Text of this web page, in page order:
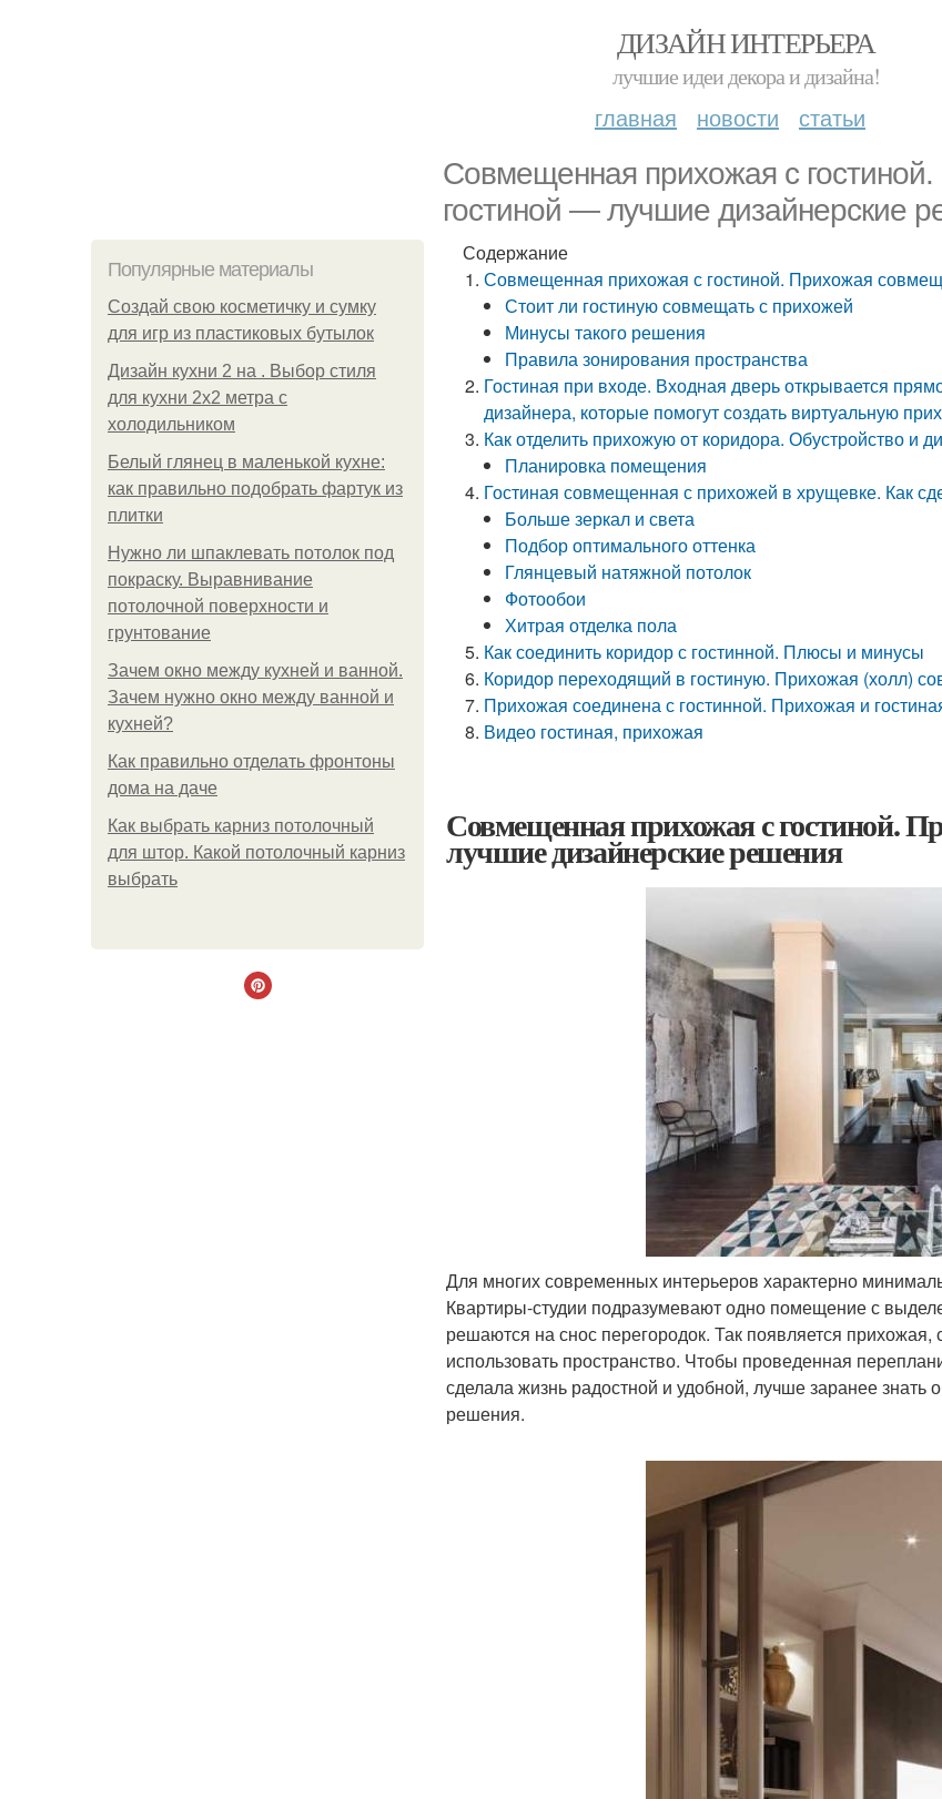
ДИЗАЙН ИНТЕРЬЕРА
лучшие идеи декора и дизайна!
главная новости статьи
Совмещенная прихожая с
гостиной — лучшие дизайнерские
Популярные материалы
Создай свою косметичку и сумку
для игр из пластиковых бутылок
Дизайн кухни 2 на . Выбор стиля
для кухни 2х2 метра с
холодильником
Белый глянец в маленькой кухне:
как правильно подобрать фартук из
плитки
Нужно ли шпаклевать потолок под
покраску. Выравнивание
потолочной поверхности и
грунтование
Зачем окно между кухней и ванной.
Зачем нужно окно между ванной и
кухней?
Как правильно отделать фронтоны
дома на даче
Как выбрать карниз потолочный
для штор. Какой потолочный карниз
выбрать
Содержание
Совмещенная прихожая с гостиной. Прихожая
Стоит ли гостиную совмещать с прихожей
Минусы такого решения
Правила зонирования пространства
Гостиная при входе. Входная дверь открывается
дизайнера, которые помогут создать виртуальную
Как отделить прихожую от коридора. Обустройство и
Планировка помещения
Гостиная совмещенная с прихожей в хрущевке. Как
Больше зеркал и света
Подбор оптимального оттенка
Глянцевый натяжной потолок
Фотообои
Хитрая отделка пола
Как соединить коридор с гостинной. Плюсы и минусы
Коридор переходящий в гостиную. Прихожая (холл)
Прихожая соединена с гостинной. Прихожая и
Видео гостиная, прихожая
Совмещенная прихожая с гостиной.
лучшие дизайнерские решения
Для многих современных интерьеров характерно
Квартиры-студии подразумевают одно помещение с
решаются на снос перегородок. Так появляется
использовать пространство. Чтобы проведенная
сделала жизнь радостной и удобной, лучше заранее знать
решения.